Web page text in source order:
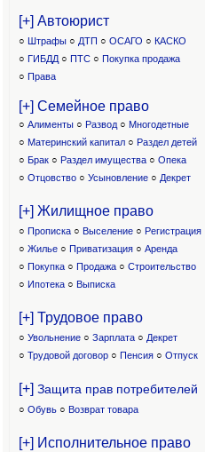
[+] Автоюрист
○ Штрафы ○ ДТП ○ ОСАГО ○ КАСКО
○ ГИБДД ○ ПТС ○ Покупка продажа
○ Права
[+] Семейное право
○ Алименты ○ Развод ○ Многодетные
○ Материнский капитал○ Раздел детей
○ Брак ○ Раздел имущества ○ Опека
○ Отцовство○ Усыновление ○ Декрет
[+] Жилищное право
○ Прописка ○ Выселение ○ Регистрация
○ Жилье ○ Приватизация ○ Аренда
○ Покупка ○ Продажа ○ Строительство
○ Ипотека ○ Выписка
[+] Трудовое право
○ Увольнение ○ Зарплата ○ Декрет
○ Трудовой договор ○ Пенсия ○ Отпуск
[+] Защита прав потребителей
○ Обувь ○ Возврат товара
[+] Исполнительное право